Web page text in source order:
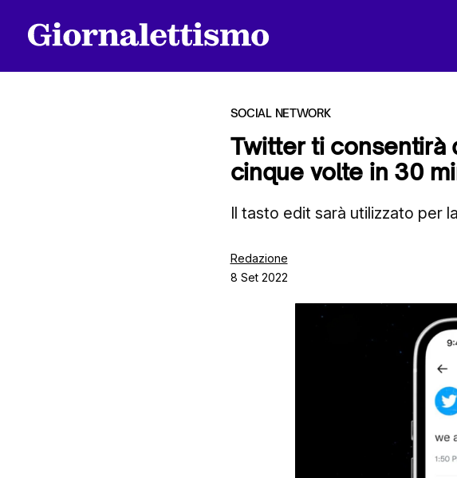
SOCIAL NETWORK
Twitter ti consentirà
cinque volte in 30
Il tasto edit sarà utilizzato per
Redazione
8 Set 2022